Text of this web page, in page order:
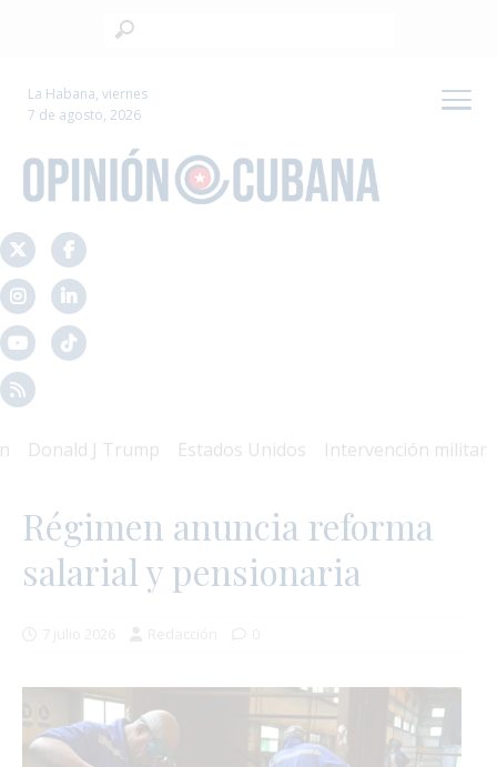
La Habana, viernes
7 de agosto, 2026
J Trump Estados Unidos Intervención militar
Régimen anuncia reforma
salarial y pensionaria